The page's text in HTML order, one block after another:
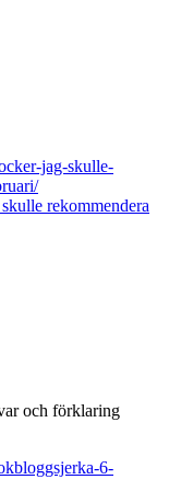
jag-skulle-
rekommendera
och förklaring
6-